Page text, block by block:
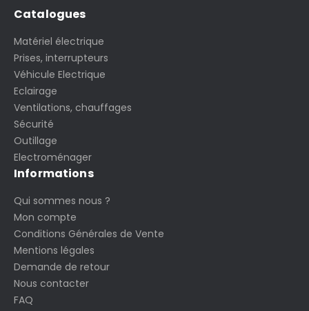
Catalogues
Matériel électrique
Prises, interrupteurs
Véhicule Electrique
Eclairage
Ventilations, chauffages
Sécurité
Outillage
Electroménager
Informations
Qui sommes nous ?
Mon compte
Conditions Générales de Vente
Mentions légales
Demande de retour
Nous contacter
FAQ